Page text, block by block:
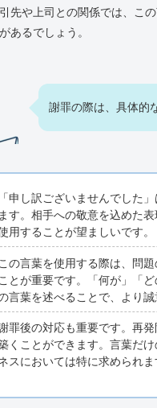
先や上司との関係では、こ
あるでしょう。
謝罪の際は、具体的
「申し訳ございませんでした
ます。相手への敬意を込めた
用することが望ましいです。
この言葉を使用する際は、問
ことが重要です。「何が」「
言葉を述べることで、より誠
罪後の対応も重要です。再
くことができます。言葉だ
スにおいては特に求められま